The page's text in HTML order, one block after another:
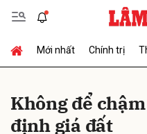
Mới nhất Chính trị
Không để
định giá đất
Gửi bình luận